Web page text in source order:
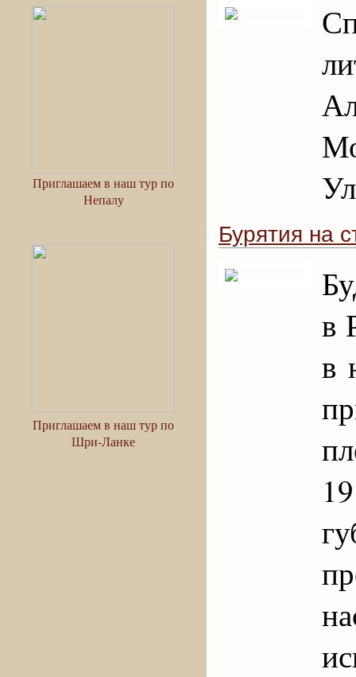
Приглашаем в наш тур по
Непалу
Приглашаем в наш тур по
Шри-Ланке
Бурятия на
в
в